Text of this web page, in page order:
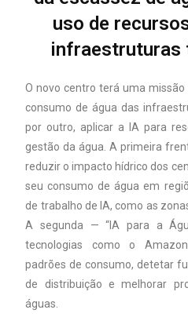
uso de
infraestruturas
O novo centro terá uma
consumo de água das
por outro, aplicar a IA para
gestão da água. A primeira
reduzir o impacto hídrico dos
seu consumo de água em
de trabalho de IA, como as
A segunda — “IA para a
tecnologias como o
padrões de consumo, detetar
de distribuição e melhorar
águas.